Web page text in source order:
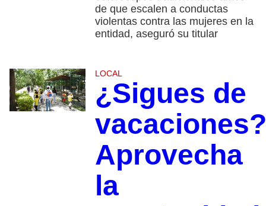
de que escalen a conductas
violentas contra las mujeres en la
entidad, aseguró su titular
LOCAL
¿Sigues de
vacaciones?
Aprovecha
la